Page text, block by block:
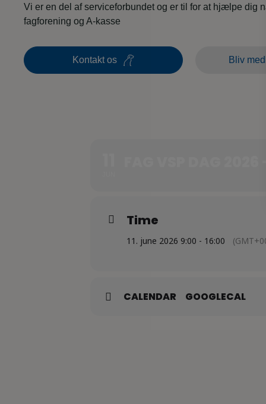
Vi er en del af serviceforbundet og er til for at hjælpe dig
fagforening og A-kasse
Kontakt os Bliv
FAG VSP DAG
Time
11. june 2026 9:00 - 16:00
CALENDAR GOOGLECAL